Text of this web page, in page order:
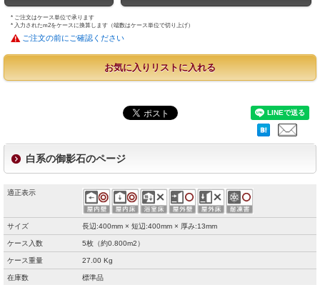
* ご注文はケース単位で承ります
* 入力されたm2をケースに換算します（端数はケース単位で切り上げ）
ご注文の前にご確認ください
お気に入りリストに入れる
白系の御影石のページ
適正表示
サイズ 長辺:400mm × 短辺:400mm × 厚み:13mm
ケース入数 5枚（約0.800m2）
ケース重量 27.00 Kg
在庫数 標準品